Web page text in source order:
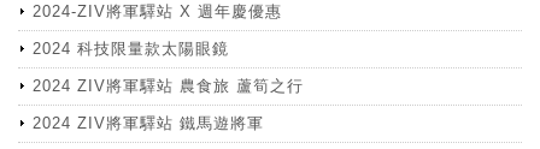
2024-ZIV將軍驛站 X 週年慶優惠
2024 科技限量款太陽眼鏡
2024 ZIV將軍驛站 農食旅 蘆筍之行
2024 ZIV將軍驛站 鐵馬遊將軍